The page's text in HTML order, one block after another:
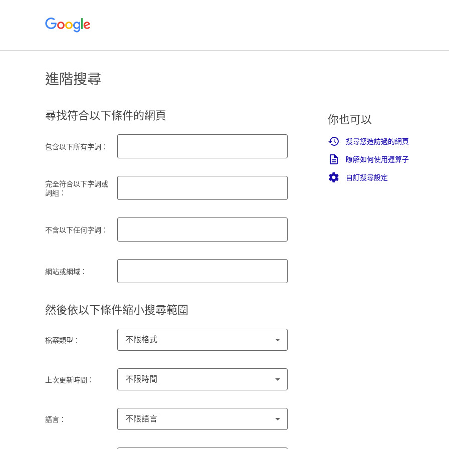
進階搜尋
尋找符合以下條件的網頁
包含以下所有字詞：
完全符合以下字詞或
詞組：
不含以下任何字詞：
網站或網域：
然後依以下條件縮小搜尋範圍
檔案類型： 不限格式
上次更新時間： 不限時間
語言： 不限語言
你也可以
搜尋您造訪過的網頁
瞭解如何使用運算子
自訂搜尋設定